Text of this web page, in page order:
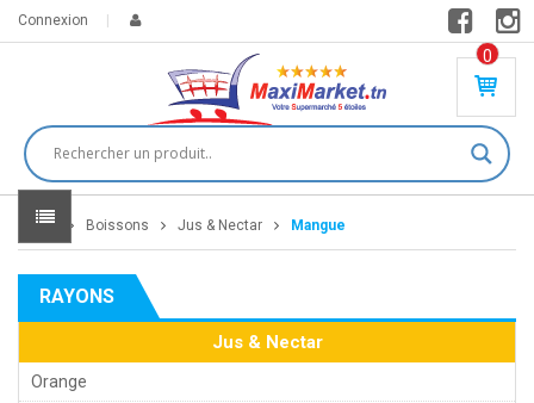
Connexion
0
PR
DU
IT(
S)
DT
Home Boissons Jus & Nectar Mangue
RAYONS
Jus & Nectar
Orange